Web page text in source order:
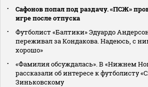
Сафонов попал под раздачу. «ПСЖ»
игре после отпуска
Футболист «Балтики» Эдуардо
переживал за Кондакова. Надеюсь, с
хорошо»
«Фамилия обсуждалась». В «Нижнем
рассказали об интересе к футболисту
Зиньковскому